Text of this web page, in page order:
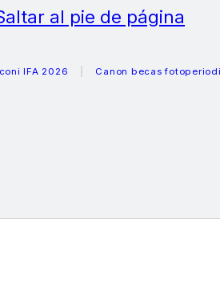
al pie de página
2026 Canon becas fotoperiodismo